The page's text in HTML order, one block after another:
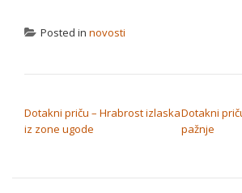
Posted in novosti
Dotakni priču – Hrabrost izlaska
iz zone ugode
Dotakni
pažnje